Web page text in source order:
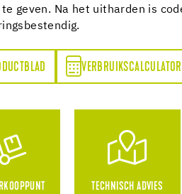
geven. Na het uitharden is
VERBRUIKSCALCULATOR
ONLINE BESTELLEN
TECHNISCH ADVIES